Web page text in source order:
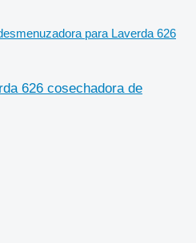
para Laverda 626
626 cosechadora de